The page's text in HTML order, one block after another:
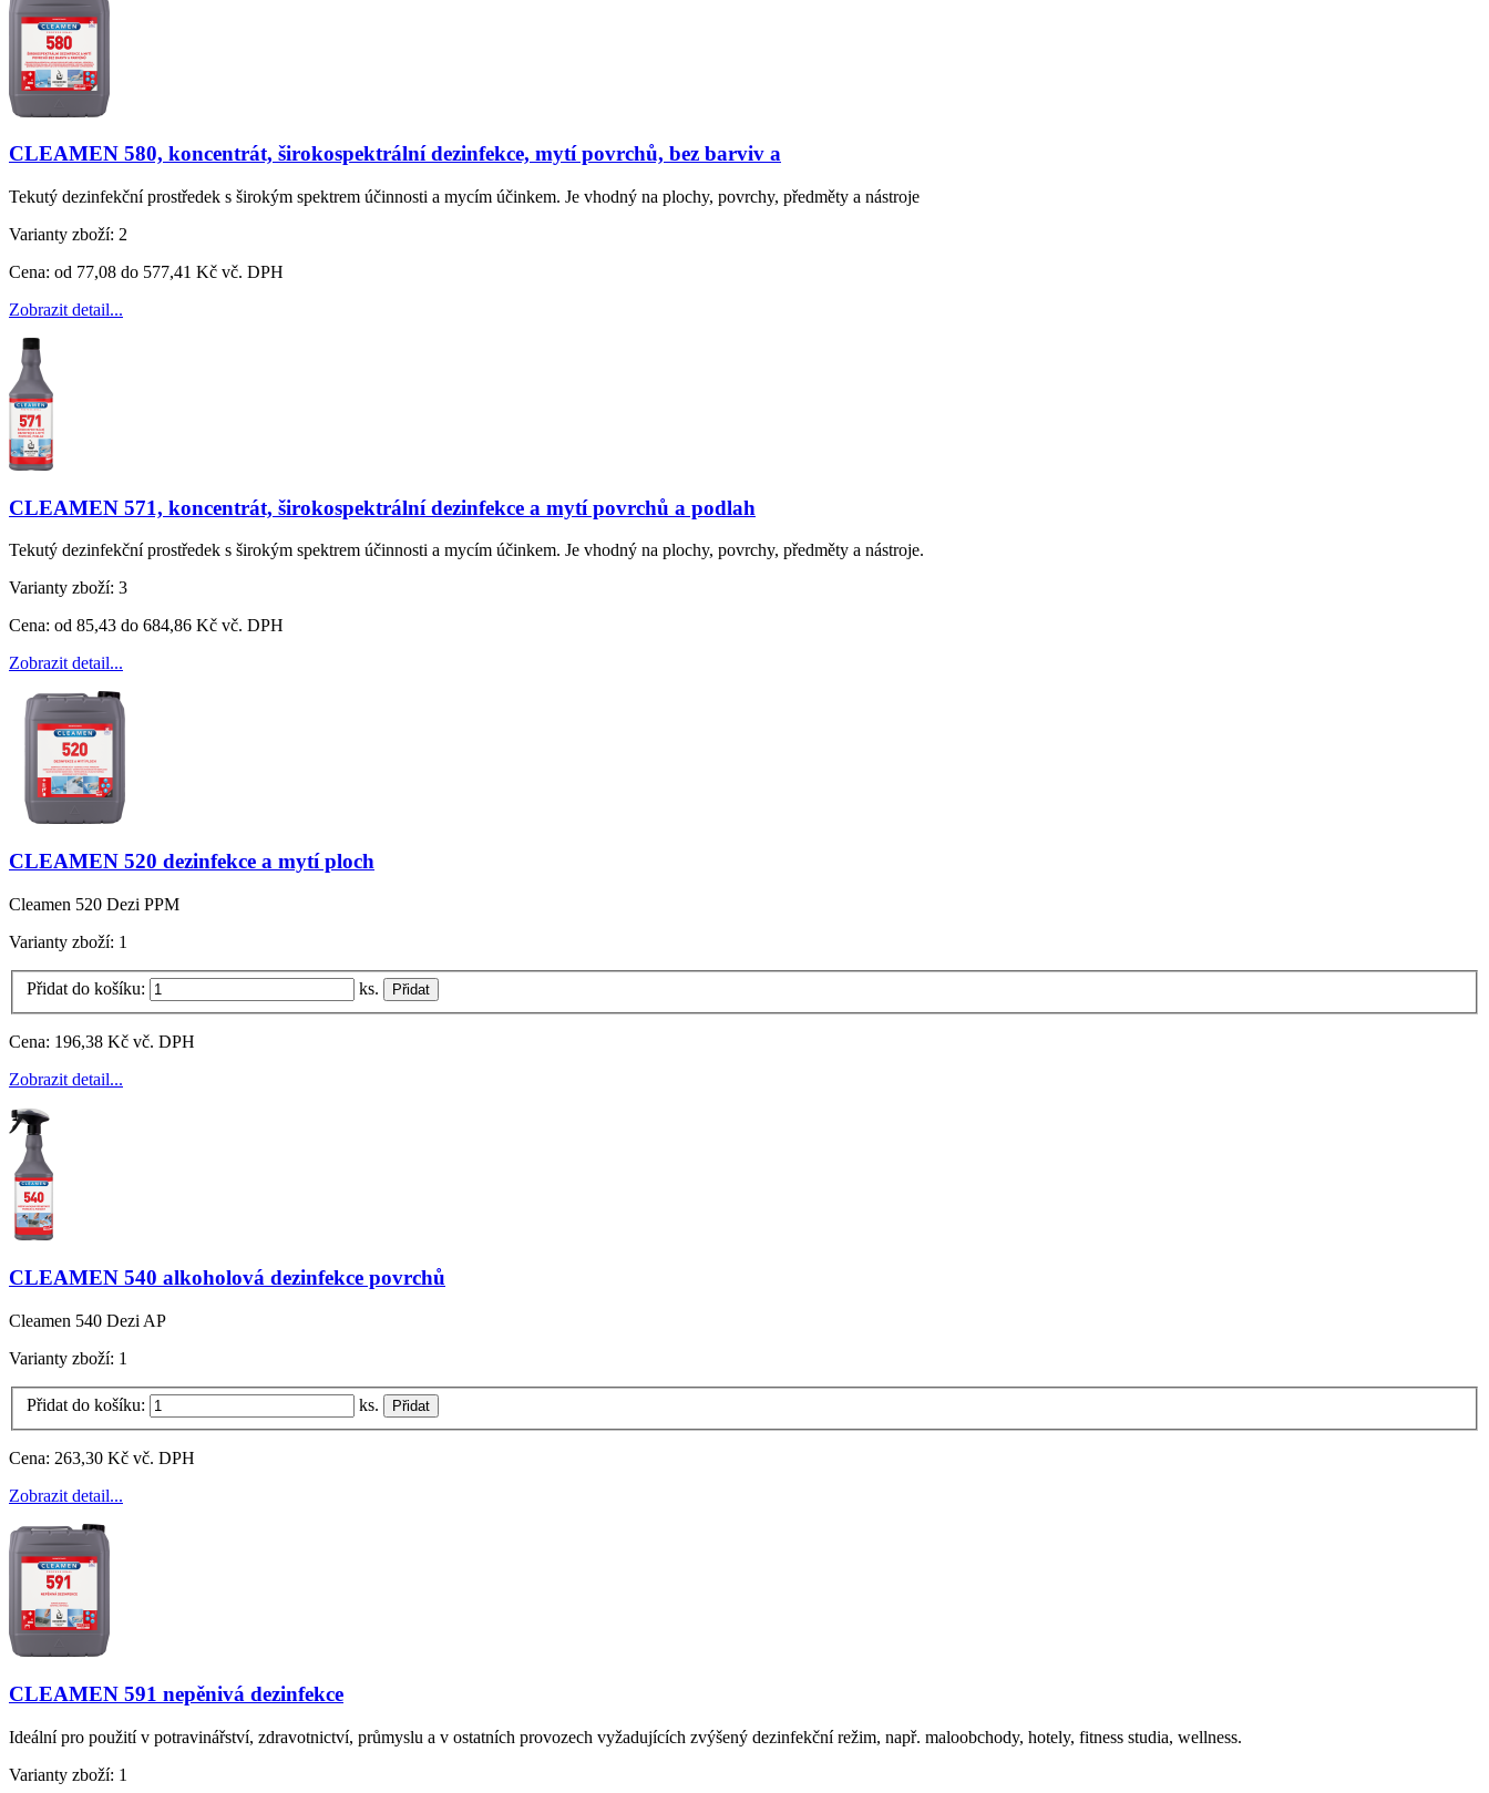
CLEAMEN 580, koncentrát, širokospektrální dezinfekce, mytí povrchů, bez barviv a
Tekutý dezinfekční prostředek s širokým spektrem účinnosti a mycím účinkem. Je vhodný na plochy, povrchy, předměty a nástroje
Varianty zboží: 2
Cena: od 77,08 do 577,41 Kč vč. DPH
Zobrazit detail...
CLEAMEN 571, koncentrát, širokospektrální dezinfekce a mytí povrchů a podlah
Tekutý dezinfekční prostředek s širokým spektrem účinnosti a mycím účinkem. Je vhodný na plochy, povrchy, předměty a nástroje.
Varianty zboží: 3
Cena: od 85,43 do 684,86 Kč vč. DPH
Zobrazit detail...
CLEAMEN 520 dezinfekce a mytí ploch
Cleamen 520 Dezi PPM
Varianty zboží: 1
Přidat do košíku: ks.
Cena: 196,38 Kč vč. DPH
Zobrazit detail...
CLEAMEN 540 alkoholová dezinfekce povrchů
Cleamen 540 Dezi AP
Varianty zboží: 1
Přidat do košíku: ks.
Cena: 263,30 Kč vč. DPH
Zobrazit detail...
CLEAMEN 591 nepěnivá dezinfekce
Ideální pro použití v potravinářství, zdravotnictví, průmyslu a v ostatních provozech vyžadujících zvýšený dezinfekční režim, např. maloobchody, hotely, fitness studia, wellness.
Varianty zboží: 1